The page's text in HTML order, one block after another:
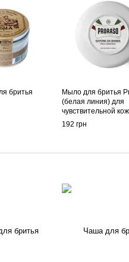
бритья
Мыло для бритья
(белая линия) для
чувствительной
мл
192 грн